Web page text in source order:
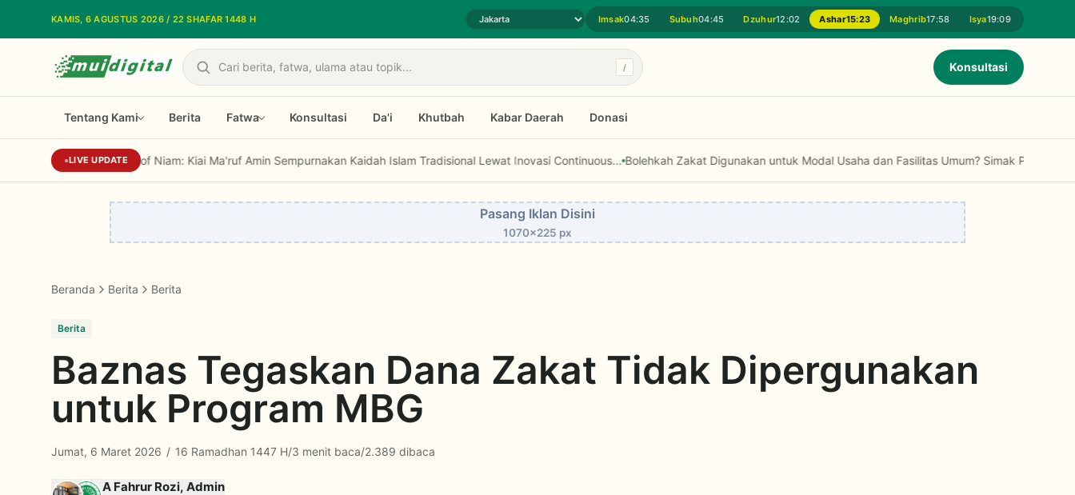
KAMIS, 6 AGUSTUS 2026 / 22 SHAFAR 1448 H Pilih daerah jadwal sholat Imsak04:35 Subuh04:45 Dzuhur12:02 Ashar15:23 Maghrib17:58 Isya19:09
Cari
/ Konsultasi
Tentang Kami Berita Fatwa Konsultasi Da'i Khutbah Kabar Daerah Donasi
LIVE UPDATE
Prof Niam: Kiai Ma'ruf Amin Sempurnakan Kaidah Islam Tradisional Lewat Inovasi Continuous... Bolehkah Zakat Digunakan untuk Modal Usaha dan Fasilitas Umum? Simak Penjelasan Fatwa
Pasang Iklan Disini
1070x225 px
Beranda Berita Berita
Berita
Baznas Tegaskan Dana Zakat Tidak Dipergunakan
untuk Program MBG
Jumat, 6 Maret 2026 / 16 Ramadhan 1447 H/3 menit baca/2.389 dibaca
A Fahrur Rozi, Admin